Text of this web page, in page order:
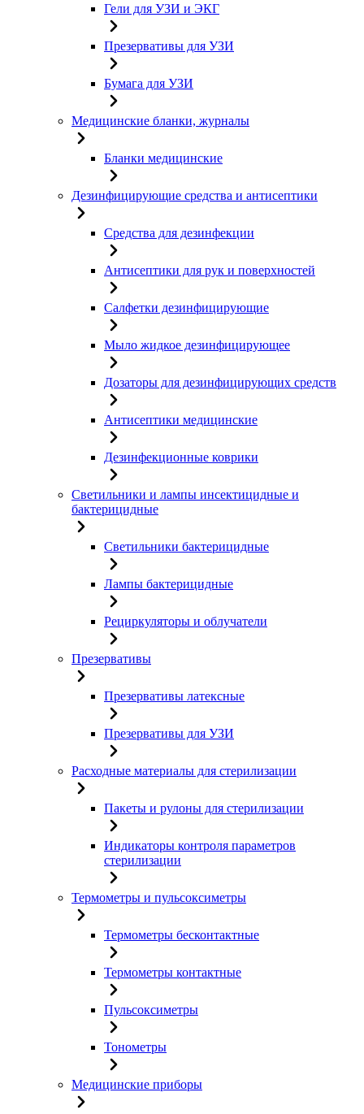
Гели для УЗИ и ЭКГ
Презервативы для УЗИ
Бумага для УЗИ
Медицинские бланки, журналы
Бланки медицинские
Дезинфицирующие средства и антисептики
Средства для дезинфекции
Антисептики для рук и поверхностей
Салфетки дезинфицирующие
Мыло жидкое дезинфицирующее
Дозаторы для дезинфицирующих средств
Антисептики медицинские
Дезинфекционные коврики
Светильники и лампы инсектицидные и
бактерицидные
Светильники бактерицидные
Лампы бактерицидные
Рециркуляторы и облучатели
Презервативы
Презервативы латексные
Презервативы для УЗИ
Расходные материалы для стерилизации
Пакеты и рулоны для стерилизации
Индикаторы контроля параметров
стерилизации
Термометры и пульсоксиметры
Термометры бесконтактные
Термометры контактные
Пульсоксиметры
Тонометры
Медицинские приборы